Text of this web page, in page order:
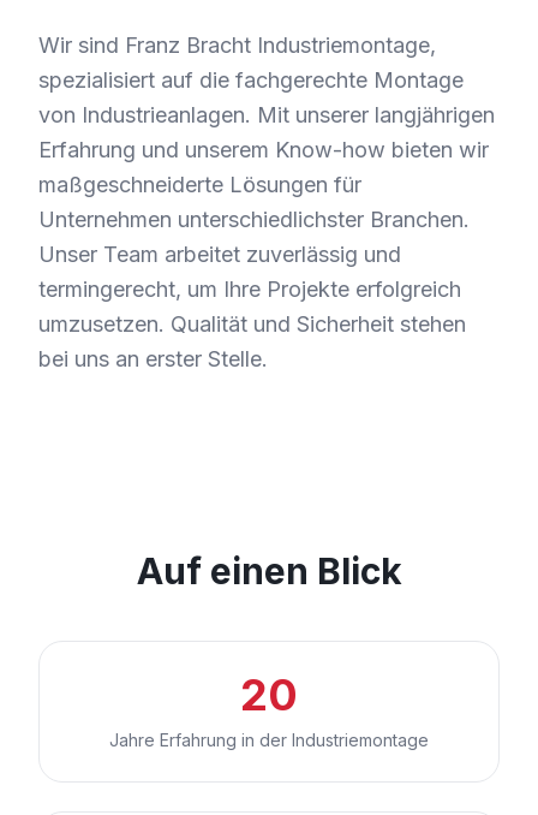
Wir sind Franz Bracht Industriemontage,
spezialisiert auf die fachgerechte Montage
von Industrieanlagen. Mit unserer langjährigen
Erfahrung und unserem Know-how bieten wir
maßgeschneiderte Lösungen für
Unternehmen unterschiedlichster Branchen.
Unser Team arbeitet zuverlässig und
termingerecht, um Ihre Projekte erfolgreich
umzusetzen. Qualität und Sicherheit stehen
bei uns an erster Stelle.
Auf einen Blick
20
Jahre Erfahrung in der Industriemontage